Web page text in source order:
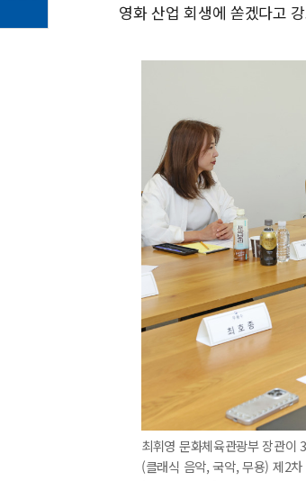
영화 산업 회생에 쏟겠다고
최휘영 문화체육관광부 장관이
(클래식 음악, 국악, 무용) 제2